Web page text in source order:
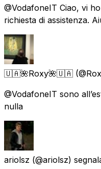
@VodafoneIT Ciao, vi
richiesta di assistenza.
🇺🇦🌺Roxy🌺🇺🇦
@VodafoneIT sono
nulla
ariolsz (@ariolsz)